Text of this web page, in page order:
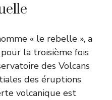
« le rebelle », a
la troisième fois
des Volcans
des éruptions
volcanique est